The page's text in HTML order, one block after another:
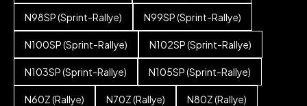
N98SP (Sprint-Rallye) N99SP (Sprint-Rallye)
N100SP (Sprint-Rallye) N102SP (Sprint-Rallye)
N103SP (Sprint-Rallye) N105SP (Sprint-Rallye)
N60Z (Rallye) N70Z (Rallye) N80Z (Rallye)